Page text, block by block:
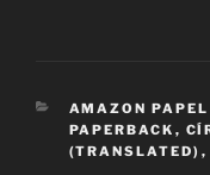
CATEGORIES
AMAZON
PAPERBACK ,
(TRANSLATED) ,